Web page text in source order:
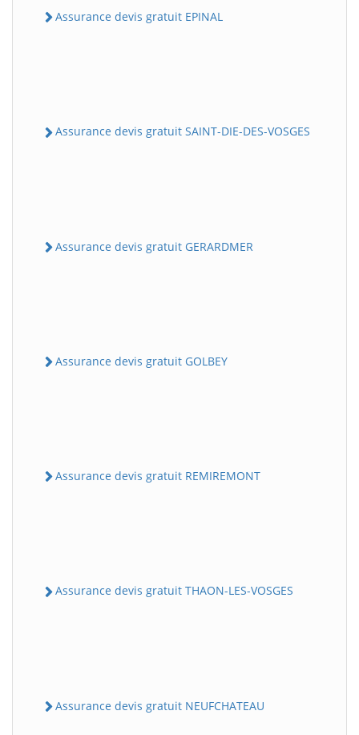
Assurance devis gratuit EPINAL
Assurance devis gratuit SAINT-DIE-DES-VOSGES
Assurance devis gratuit GERARDMER
Assurance devis gratuit GOLBEY
Assurance devis gratuit REMIREMONT
Assurance devis gratuit THAON-LES-VOSGES
Assurance devis gratuit NEUFCHATEAU